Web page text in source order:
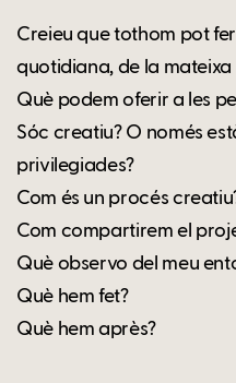
Creieu que tothom pot
quotidiana, de la
Què podem oferir a les
Sóc creatiu? O només
privilegiades?
Com és un procés
Com compartirem el
Què observo del meu
Què hem fet?
Què hem après?